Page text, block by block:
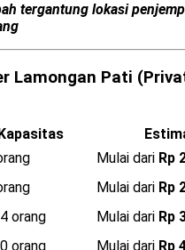
tergantung lokasi
Lamongan Pati
Kapasitas
Mulai dari Rp
Mulai dari Rp
orang Mulai dari Rp
orang Mulai dari Rp